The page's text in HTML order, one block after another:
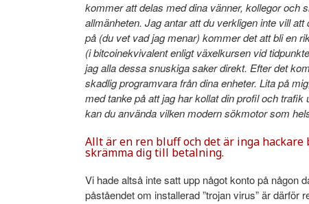
kommer att delas med dina vänner, kollegor och
allmänheten. Jag antar att du verkligen inte vill
på (du vet vad jag menar) kommer det att bli en
(i bitcoinekvivalent enligt växelkursen vid
jag alla dessa snuskiga saker direkt. Efter det
skadlig programvara från dina enheter. Lita på
med tanke på att jag har kollat ​​din profil och
kan du använda vilken modern sökmotor som
Allt är en ren bluff och det är inga
skrämma dig till betalning.
Vi hade altså inte satt upp något konto på någon
påståendet om installerad ”trojan virus” är därför